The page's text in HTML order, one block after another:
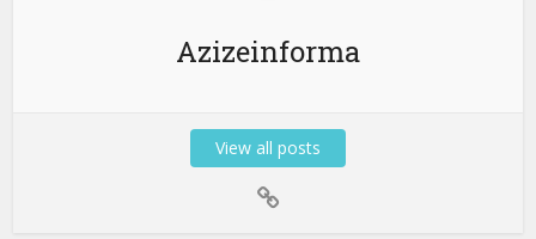
Azizeinforma
View all posts